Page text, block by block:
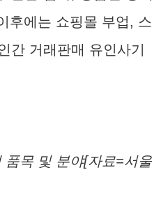
후에는 쇼핑몰 부업, 스
간 거래판매 유인사기
목 및 분야[자료=서울